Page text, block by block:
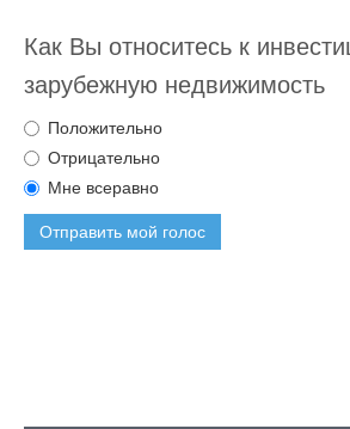
Как Вы относитесь к
зарубежную недвижимость
Положительно
Отрицательно
Мне всеравно
Отправить мой голос